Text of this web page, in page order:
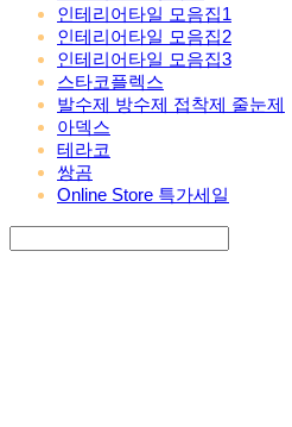
인테리어타일 모음집1
인테리어타일 모음집2
인테리어타일 모음집3
스타코플렉스
발수제 방수제 접착제 줄눈제
아덱스
테라코
쌍곰
Online Store 특가세일